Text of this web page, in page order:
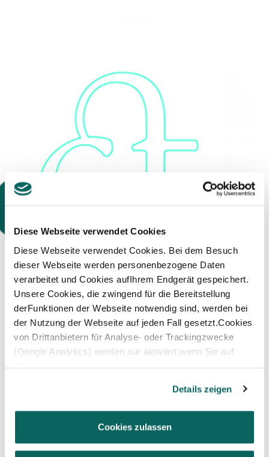
Diese Webseite verwendet Cookies
Diese Webseite verwendet Cookies. Bei dem Besuch
dieser Webseite werden personenbezogene Daten
verarbeitet und Cookies aufIhrem Endgerät gespeichert.
Unsere Cookies, die zwingend für die Bereitstellung
derFunktionen der Webseite notwendig sind, werden bei
der Nutzung der Webseite auf jeden Fall gesetzt.Cookies
von Drittanbietern für Analyse- oder Trackingzwecke
(Google Analytics) werden nur aktiviert,wenn Sie auf
Datenschutzerklärung—
Impressum.
Details zeigen
Cookies zulassen
GREGOR VON OPEL
Vorsitzender des Aufsichtsrats